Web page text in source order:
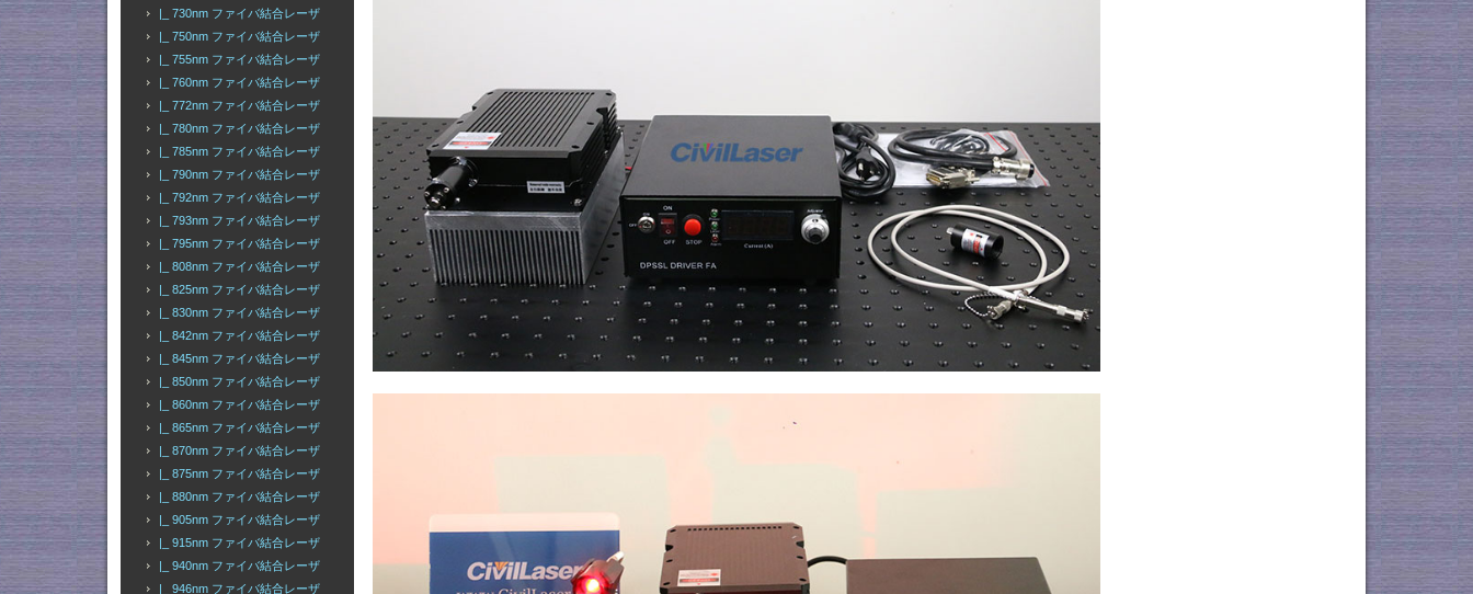
|_ 730nm ファイバ結合レーザ
|_ 750nm ファイバ結合レーザ
|_ 755nm ファイバ結合レーザ
|_ 760nm ファイバ結合レーザ
|_ 772nm ファイバ結合レーザ
|_ 780nm ファイバ結合レーザ
|_ 785nm ファイバ結合レーザ
|_ 790nm ファイバ結合レーザ
|_ 792nm ファイバ結合レーザ
|_ 793nm ファイバ結合レーザ
|_ 795nm ファイバ結合レーザ
|_ 808nm ファイバ結合レーザ
|_ 825nm ファイバ結合レーザ
|_ 830nm ファイバ結合レーザ
|_ 842nm ファイバ結合レーザ
|_ 845nm ファイバ結合レーザ
|_ 850nm ファイバ結合レーザ
|_ 860nm ファイバ結合レーザ
|_ 865nm ファイバ結合レーザ
|_ 870nm ファイバ結合レーザ
|_ 875nm ファイバ結合レーザ
|_ 880nm ファイバ結合レーザ
|_ 905nm ファイバ結合レーザ
|_ 915nm ファイバ結合レーザ
|_ 940nm ファイバ結合レーザ
|_ 946nm ファイバ結合レーザ